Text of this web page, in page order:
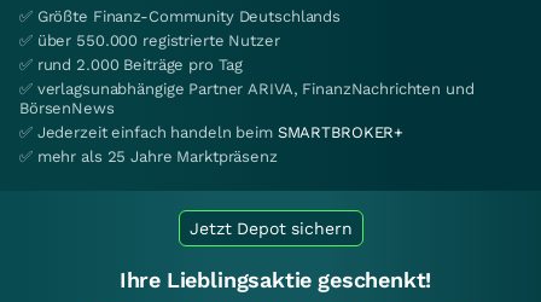
✅ Größte Finanz-Community Deutschlands
✅ über 550.000 registrierte Nutzer
✅ rund 2.000 Beiträge pro Tag
✅ verlagsunabhängige Partner ARIVA, FinanzNachrichten und
BörsenNews
✅ Jederzeit einfach handeln beim SMARTBROKER+
✅ mehr als 25 Jahre Marktpräsenz
Jetzt Depot sichern
Ihre Lieblingsaktie geschenkt!